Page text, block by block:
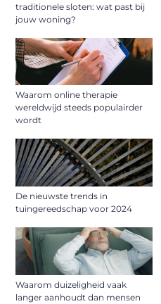
traditionele sloten: wat past bij
jouw woning?
Waarom online therapie
wereldwijd steeds populairder
wordt
De nieuwste trends in
tuingereedschap voor 2024
Waarom duizeligheid vaak
langer aanhoudt dan mensen